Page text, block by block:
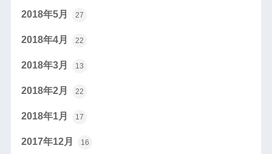
2018年5月 27
2018年4月 22
2018年3月 13
2018年2月 22
2018年1月 17
2017年12月 16